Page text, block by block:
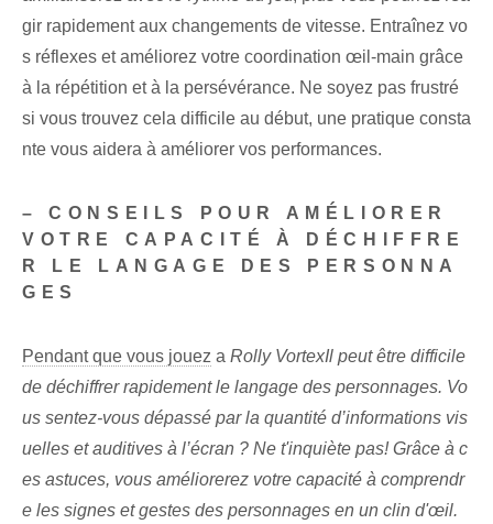
gir rapidement aux changements de vitesse. Entraînez vo
s réflexes et améliorez votre coordination œil-main grâce
à la répétition et à la persévérance. Ne soyez pas frustré
si vous trouvez cela difficile au début, une pratique consta
nte vous aidera à améliorer vos performances.
– CONSEILS POUR AMÉLIORER
VOTRE CAPACITÉ À DÉCHIFFRE
R LE LANGAGE DES PERSONNA
GES
Pendant que vous jouez a Rolly VortexIl peut être difficile
de déchiffrer rapidement le langage des personnages. Vo
us sentez-vous dépassé par la quantité d’informations vis
uelles et auditives à l’écran ? Ne t'inquiète pas! Grâce à c
es ⁤astuces, vous améliorerez votre capacité à comprendr
e les signes et gestes des personnages en un clin d'œil.